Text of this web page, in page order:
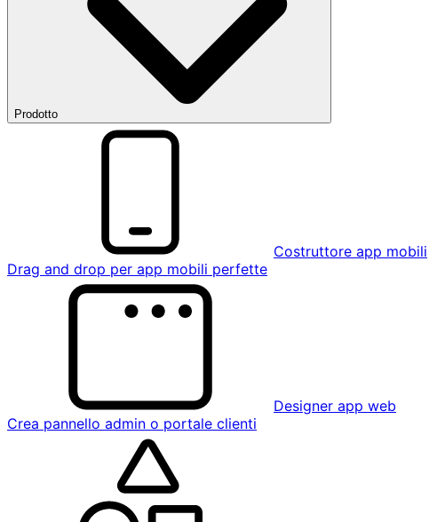
Prodotto
Costruttore app mobili
Drag and drop per app mobili perfette
Designer app web
Crea pannello admin o portale clienti